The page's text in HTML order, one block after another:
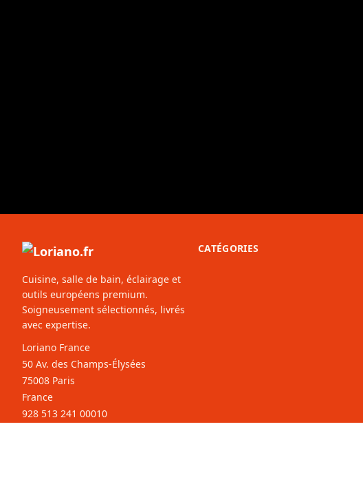
Cuisine, salle de bain, éclairage et
outils européens premium.
Soigneusement sélectionnés, livrés
avec expertise.
Loriano France
50 Av. des Champs-Élysées
75008 Paris
France
928 513 241 00010
CATÉGORIES